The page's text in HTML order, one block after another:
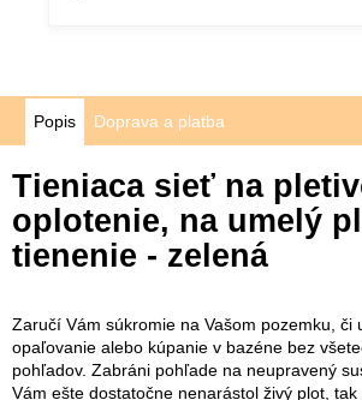
Popis Doprava a platba
Tieniaca sieť na
oplotenie, na umelý
tienenie - zelená
Zaručí Vám súkromie na Vašom pozemku, či
opaľovanie alebo kúpanie v bazéne bez
pohľadov. Zabráni pohľade na neupravený
Vám ešte dostatočne nenarástol živý plot, tak